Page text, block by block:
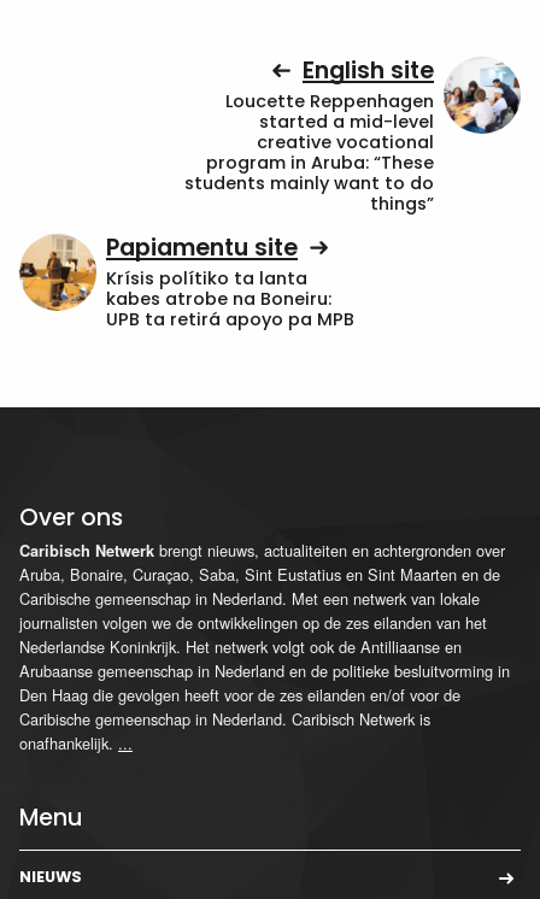
English site
Loucette Reppenhagen
started a mid-level
creative vocational
program in Aruba: “These
students mainly want to do
things”
Papiamentu site
Krísis polítiko ta lanta
kabes atrobe na Boneiru:
UPB ta retirá apoyo pa MPB
Over ons
Caribisch Netwerk brengt nieuws, actualiteiten en achtergronden over
Aruba, Bonaire, Curaçao, Saba, Sint Eustatius en Sint Maarten en de
Caribische gemeenschap in Nederland. Met een netwerk van lokale
journalisten volgen we de ontwikkelingen op de zes eilanden van het
Nederlandse Koninkrijk. Het netwerk volgt ook de Antilliaanse en
Arubaanse gemeenschap in Nederland en de politieke besluitvorming in
Den Haag die gevolgen heeft voor de zes eilanden en/of voor de
Caribische gemeenschap in Nederland. Caribisch Netwerk is
onafhankelijk. ...
Menu
NIEUWS